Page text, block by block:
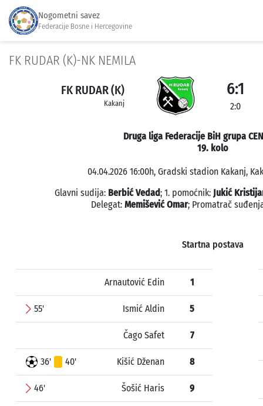
Nogometni savez
Federacije Bosne i Hercegovine
FK RUDAR (K)-NK NEMILA
FK RUDAR (K)
Kakanj
6:1
2:0
Druga liga Federacije BiH grupa
19. kolo
04.04.2026 16:00h, Gradski stadion Kakanj,
Glavni sudija: Berbić Vedad; 1. pomoćnik: Jukić
Delegat: Memišević Omar; Promatrač
Startna postava
Arnautović Edin 1
55' Ismić Aldin 5
Čago Safet 7
36' 40' Kišić Dženan 8
46' Šošić Haris 9